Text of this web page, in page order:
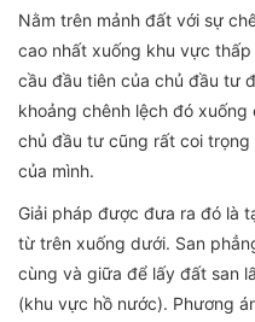
Nằm trên mảnh đất với sự
cao nhất xuống khu vực
cầu đầu tiên của chủ đầu tư
khoảng chênh lệch đó
chủ đầu tư cũng rất coi
của mình.
Giải pháp được đưa ra đó là
từ trên xuống dưới. San
cùng và giữa để lấy đất san
(khu vực hồ nước). Phương